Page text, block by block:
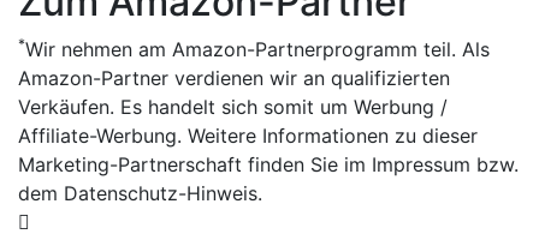
*Wir nehmen am Amazon-Partnerprogramm teil. Als
Amazon-Partner verdienen wir an qualifizierten
Verkäufen. Es handelt sich somit um Werbung /
Affiliate-Werbung. Weitere Informationen zu dieser
Marketing-Partnerschaft finden Sie im Impressum bzw.
dem Datenschutz-Hinweis.